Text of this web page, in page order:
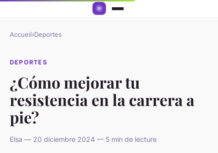
Accueil›Deportes
DEPORTES
¿Cómo mejorar tu
resistencia en la carrera a
pie?
Elsa — 20 diciembre 2024 — 5 min de lecture